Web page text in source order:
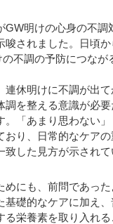
GW明けの心身の不調
唆されました。日頃
不調の予防につなが
連休明けに不調が出
調を整える意識が必
。「あまり思わない」
おり、日常的なケア
した見方が示されて
めにも、前問であっ
基礎的なケアに加え
る栄養素を取り入れ